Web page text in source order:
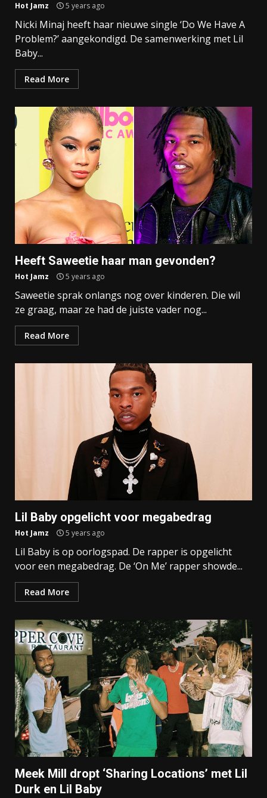
Hot Jamz 5 years ago
Nicki Minaj heeft haar nieuwe single ‘Do We Have A
Problem?’ aangekondigd. De samenwerking met Lil
Baby...
Read More
Heeft Saweetie haar man gevonden?
Hot Jamz 5 years ago
Saweetie sprak onlangs nog over kinderen. Die wil
ze graag, maar ze had de juiste vader nog...
Read More
Lil Baby opgelicht voor megabedrag
Hot Jamz 5 years ago
Lil Baby is op oorlogspad. De rapper is opgelicht
voor een megabedrag. De ‘On Me’ rapper showde...
Read More
Meek Mill dropt ‘Sharing Locations’ met Lil
Durk en Lil Baby